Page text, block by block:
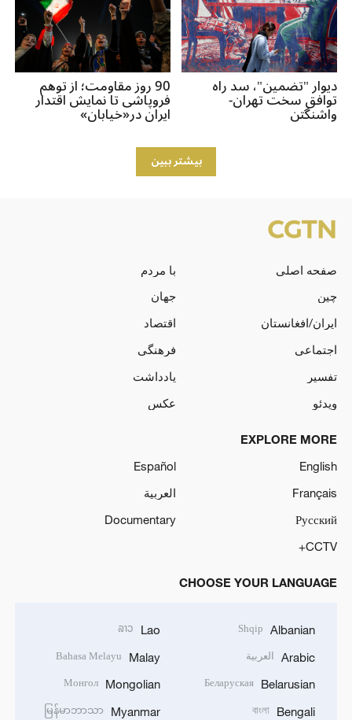
دیوار "تضمین"، سد راه
توافق سخت تهران-
واشنگتن
90 روز مقاومت؛ از توهم
فروپاشی تا نمایش اقتدار
ایران در«خیابان»
بیشتر ببین
صفحه اصلی
با مردم
چین
جهان
ایران/افغانستان
اقتصاد
اجتماعی
فرهنگی
تفسیر
یادداشت
ویدئو
عکس
EXPLORE MORE
English
Español
Français
العربية
Русский
Documentary
CCTV+
CHOOSE YOUR LANGUAGE
Albanian
Shqip
Arabic العربية
Belarusian
Беларуская
Bengali
বাংলা
Lao
ລາວ
Malay
Bahasa Melayu
Mongolian
Монгол
Myanmar
မြန်မာဘာသာ